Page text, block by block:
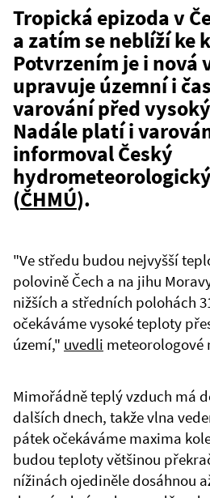
WhatsAppu
Tropická epizoda v
a zatím se neblíží ke
Potvrzením je i nová
upravuje územní i
varování před
Nadále platí i
informoval Český
(ČHMÚ).
"Ve středu budou nejvyšší
polovině Čech a na jihu
nižších a středních polohách
očekáváme vysoké teploty
území," uvedli meteorologové
Mimořádně teplý vzduch má
dalších dnech, takže vlna
pátek očekáváme maxima
budou teploty většinou
nížinách ojediněle dosáhnou